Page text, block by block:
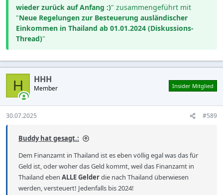
wieder zurück auf Anfang :)" zusammengeführt mit
"Neue Regelungen zur Besteuerung ausländischer
Einkommen in Thailand ab 01.01.2024 (Diskussions-
Thread)"
H HHH
Member Insider Mitglied
30.07.2025 #589
Buddy hat gesagt.:
Dem Finanzamt in Thailand ist es eben völlig egal was das für
Geld ist, oder woher das Geld kommt, weil das Finanzamt in
Thailand eben ALLE Gelderdie nach Thailand überwiesen
werden, versteuert! Jedenfalls bis 2024!